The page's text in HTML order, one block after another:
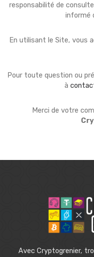
responsabilité de
informé
En utilisant le Site, vous
Pour toute question ou
à
Merci de votre
Avec Cryptogrenier,